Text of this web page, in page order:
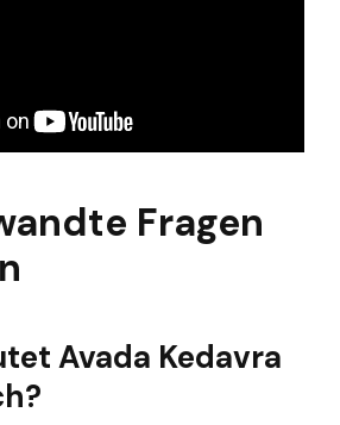
Fragen
Avada Kedavra